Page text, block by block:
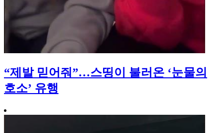
“제발 믿어줘”…스띵이 불러온 ‘눈물의
호소’ 유행